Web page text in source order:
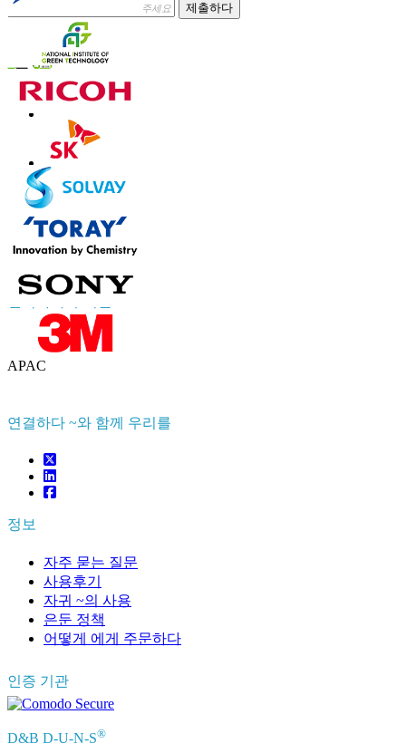
제출하다
신뢰하다 온라인
+1 833 909 2966 ( Toll Free )
+44 808 502 0280 (Toll Free )
APAC
연결하다 ~와 함께 우리를
정보
자주 묻는 질문
사용후기
자귀 ~의 사용
은둔 정책
어떻게 에게 주문하다
인증 기관
D&B D-U-N-S®